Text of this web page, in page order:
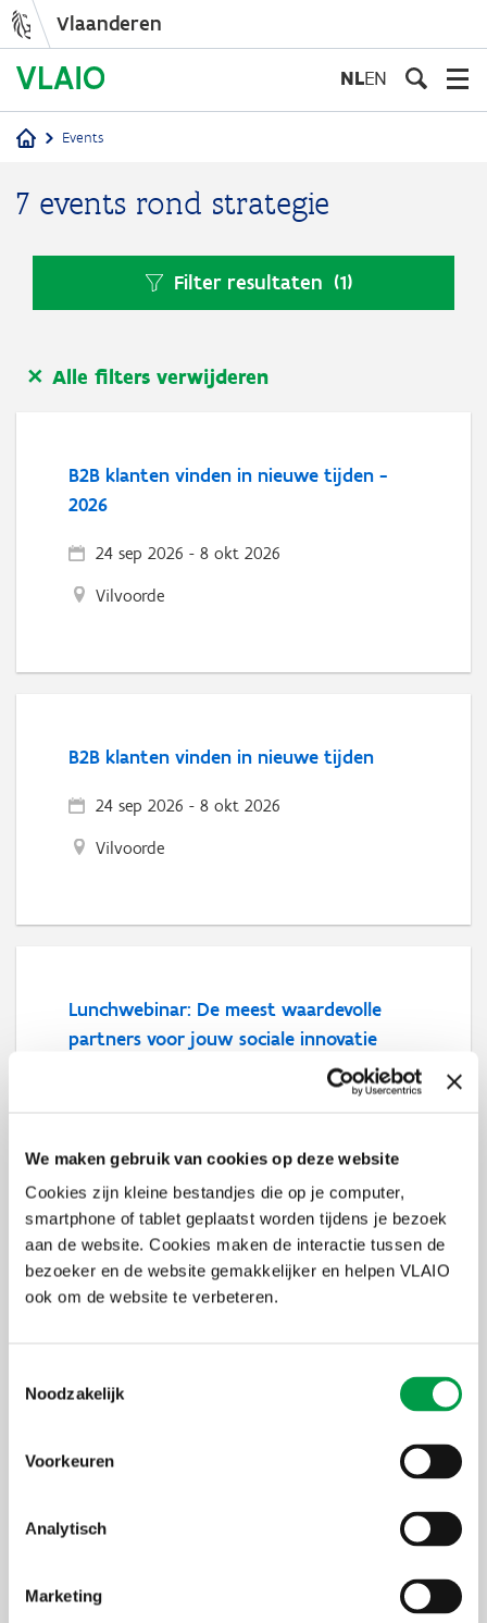
We maken gebruik van cookies op deze website
Cookies zijn kleine bestandjes die op je computer,
smartphone of tablet geplaatst worden tijdens je bezoek
aan de website. Cookies maken de interactie tussen de
bezoeker en de website gemakkelijker en helpen VLAIO
ook om de website te verbeteren.
Noodzakelijk
Voorkeuren
Analytisch
Marketing
Vlaanderen
NLEN
Events
7 events rond strategie
Filter resultaten (1)
Alle filters verwijderen
B2B klanten vinden in nieuwe tijden -
2026
24 sep 2026 - 8 okt 2026
Vilvoorde
B2B klanten vinden in nieuwe tijden
24 sep 2026 - 8 okt 2026
Vilvoorde
Lunchwebinar: De meest waardevolle
partners voor jouw sociale innovatie
NOA UNFILTERED
Antwerpen
Salestraining op maat van ondernemers
13 okt 2026